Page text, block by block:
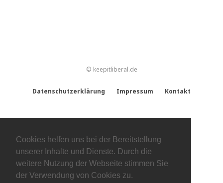
Cookies helfen uns bei der Bereitstellung
unserer Inhalte und Dienste. Durch die
weitere Nutzung der Webseite stimmen Sie
der Verwendung von Cookies zu.
© keepitliberal.de
Datenschutzerklärung Impressum Kontakt